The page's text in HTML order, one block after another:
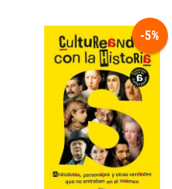
-5%